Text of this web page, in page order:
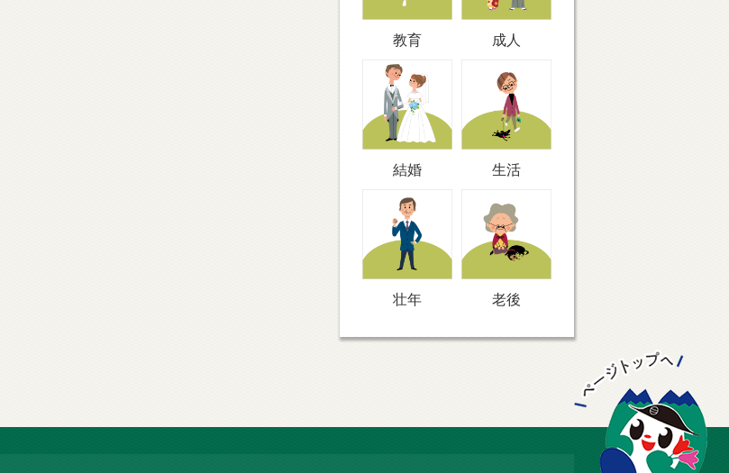
教育 成人
結婚 生活
壮年 老後